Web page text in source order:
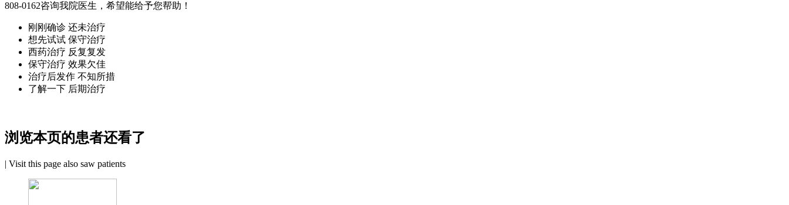
808-0162咨询我院医生，希望能给予您帮助！
刚刚确诊 还未治疗
想先试试 保守治疗
西药治疗 反复复发
保守治疗 效果欠佳
治疗后发作 不知所措
了解一下 后期治疗
浏览本页的患者还看了
| Visit this page also saw patients